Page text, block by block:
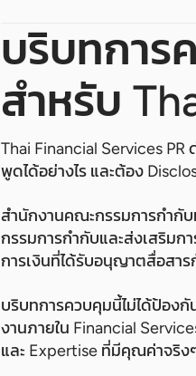
บริบทการ
สำหรับ
Thai Financial Services
พูดได้อย่างไร และต้อง
สำนักงานคณะกรรมการกำกั
กรรมการกำกับและส่งเสริม
การเงินที่ได้รับอนุญาตสื่อสาร
บริบทการควบคุมนี้ไม่ได้ป้อง
งานภายใน Financial
และ Expertise ที่มีคุณค่าจริง